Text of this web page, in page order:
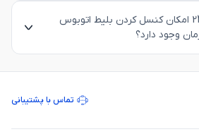
آیا در قاصدک 24 امکان کنسل کردن بلیط اتوبوس
وجود دارد؟
تماس با پشتیبانی